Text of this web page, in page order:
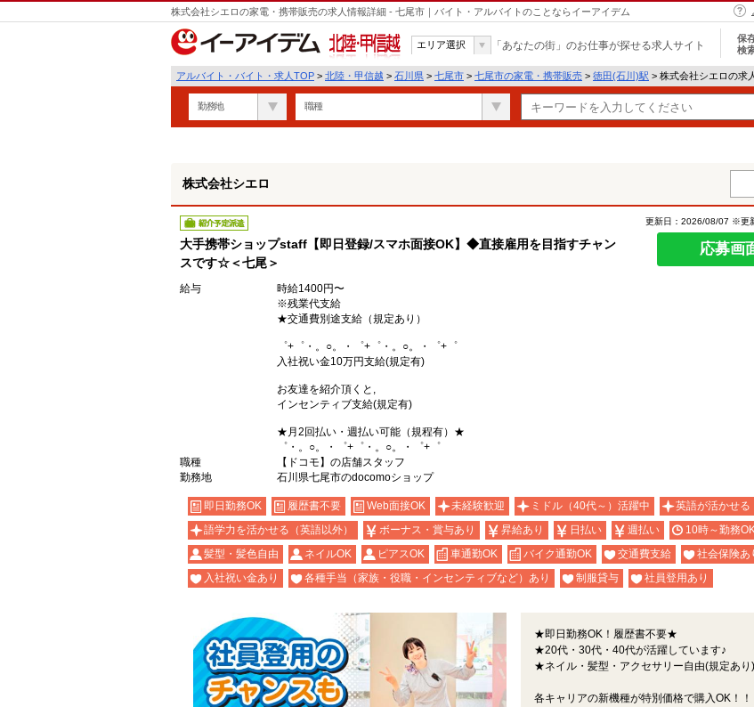
株式会社シエロの家電・携帯販売の求人情報詳細 - 七尾市｜バイト・アルバイトのことならイーアイデム
北陸・甲信越
エリア選択 「あなたの街」のお仕事が探せる求人サイト
保
検
アルバイト・バイト・求人TOP > 北陸・甲信越 > 石川県 > 七尾市 > 七尾市の家電・携帯販売 > 徳田(石川)駅 > 株式会社シエロの求
勤務地 職種
遣
株式会社シエロ
紹介予定派遣
大手携帯ショップstaff【即日登録/スマホ面接OK】◆直接雇用を目指すチャン
スです☆＜七尾＞
更新日：2026/08/07 ※更
応募画
給与
時給1400円〜
※残業代支給
★交通費別途支給（規定あり）
゜+゜・。○。・゜+゜・。○。・゜+゜
入社祝い金10万円支給(規定有)
お友達を紹介頂くと,
インセンティブ支給(規定有)
★月2回払い・週払い可能（規程有）★
゜・。○。・゜+゜・。○。・゜+゜
職種
【ドコモ】の店舗スタッフ
勤務地
石川県七尾市のdocomoショップ
即日勤務OK 履歴書不要 Web面接OK 未経験歓迎 ミドル（40代～）活躍中
英語が活かせる
語学力を活かせる（英語以外）
ボーナス・賞与あり 昇給あり 日払い 週払い
10時～勤務
髪型・髪色自由
ネイルOK ピアスOK 車通勤OK バイク通勤OK 交通費支給
社会保険あ
入社祝い金あり
各種手当（家族・役職・インセンティブなど）あり 制服貸与 社員登用あり
★即日勤務OK！履歴書不要★
★20代・30代・40代が活躍しています♪
★ネイル・髪型・アクセサリー自由(規定あり)
各キャリアの新機種が特別価格で購入OK！！